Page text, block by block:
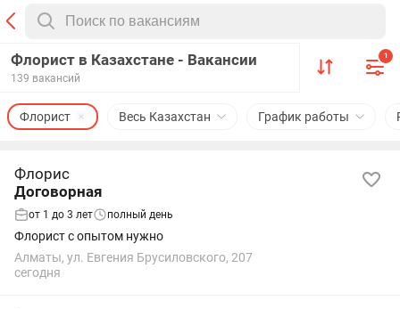
Флорист в Казахстане - Вакансии
139 вакансий
1
Весь Казахстан
Флорист График работы
Флорис
Договорная
от 1 до 3 лет полный день
Флорист с опытом нужно
Алматы, ул. Евгения Брусиловского, 207
сегодня